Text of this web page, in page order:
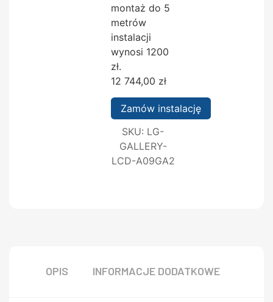
montaż do 5
metrów
instalacji
wynosi 1200
zł.
12 744,00 zł
Zamów instalację
SKU: LG-
GALLERY-
LCD-A09GA2
OPIS INFORMACJE DODATKOWE